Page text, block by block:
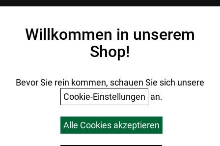
Datenschutz
Ihr Einkauf
Versandkosten
Willkommen in unserem
Shop!
Bevor Sie rein kommen, schauen Sie sich unsere
Cookie-Einstellungen an.
Alle Cookies akzeptieren